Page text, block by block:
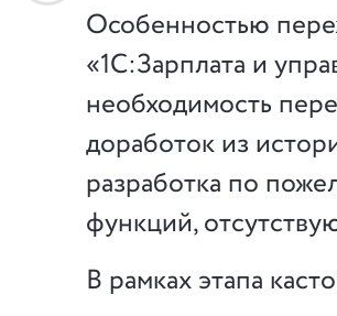
Особенностью
«1С:Зарплата и
необходимость
доработок из
разработка по
функций,
В рамках этапа